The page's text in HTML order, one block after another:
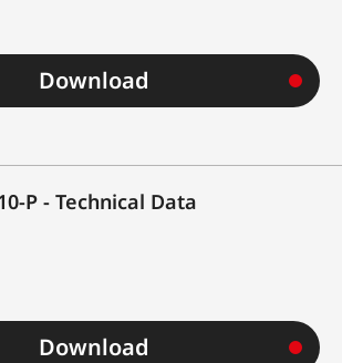
Download
P - Technical Data
Download